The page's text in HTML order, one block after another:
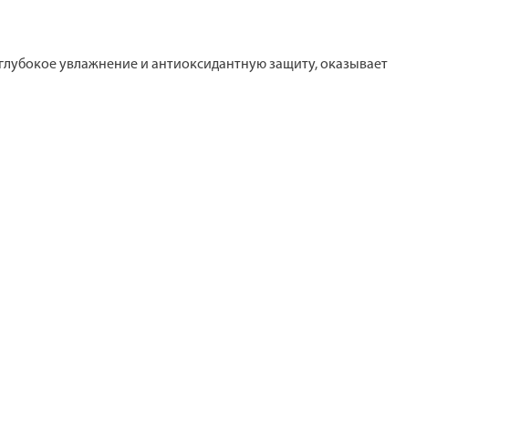
увлажнение и антиоксидантную защиту, оказывает